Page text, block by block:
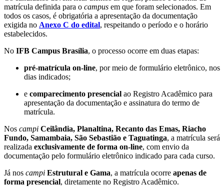
matrícula definida para o campus em que foram selecionados. Em
todos os casos, é obrigatória a apresentação da documentação
exigida no Anexo C do edital, respeitando o período e o horário
estabelecidos.
No IFB Campus Brasília, o processo ocorre em duas etapas:
pré-matrícula on-line, por meio de formulário eletrônico, nos
dias indicados;
e comparecimento presencial ao Registro Acadêmico para
apresentação da documentação e assinatura do termo de
matrícula.
Nos campi Ceilândia, Planaltina, Recanto das Emas, Riacho
Fundo, Samambaia, São Sebastião e Taguatinga, a matrícula será
realizada exclusivamente de forma on-line, com envio da
documentação pelo formulário eletrônico indicado para cada curso.
Já nos campi Estrutural e Gama, a matrícula ocorre apenas de
forma presencial, diretamente no Registro Acadêmico.